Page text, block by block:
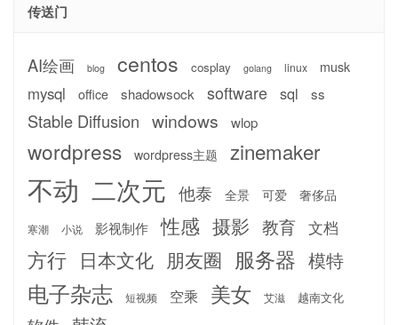
传送门
AI绘画 blog centos cosplay golang linux musk
mysql office shadowsock software sql ss
Stable Diffusion windows wlop
wordpress wordpress主题 zinemaker
不动 二次元 他泰 全景 可爱 奢侈品
寒潮 小说 影视制作 性感 摄影 教育 文档
方行 日本文化 朋友圈 服务器 模特
电子杂志 短视频 空乘 美女 艾滋 越南文化